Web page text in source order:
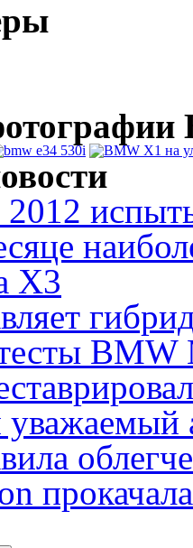
X3
BMW